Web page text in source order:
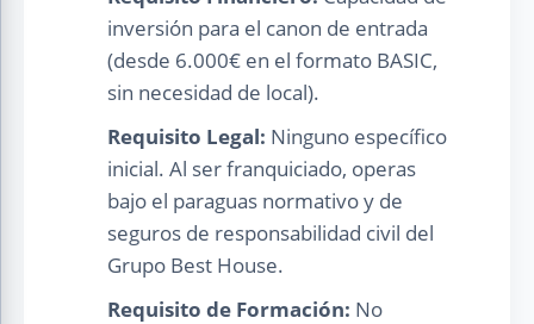
inversión para el canon de entrada
(desde 6.000€ en el formato BASIC,
sin necesidad de local).
Requisito Legal: Ninguno específico
inicial. Al ser franquiciado, operas
bajo el paraguas normativo y de
seguros de responsabilidad civil del
Grupo Best House.
Requisito de Formación: No